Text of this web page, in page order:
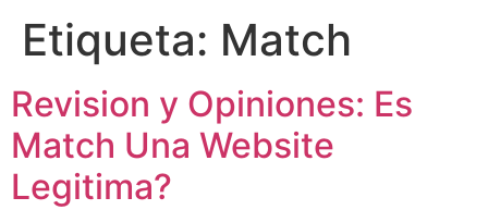
Etiqueta: Match
Revision y Opiniones: Es
Match Una Website
Legitima?